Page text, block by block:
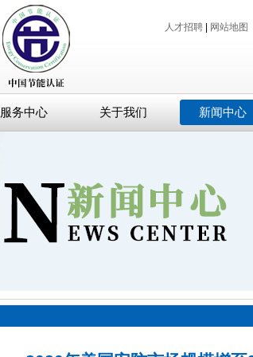
人才招聘| 网站地图
服务中心 关于我们 新闻中心